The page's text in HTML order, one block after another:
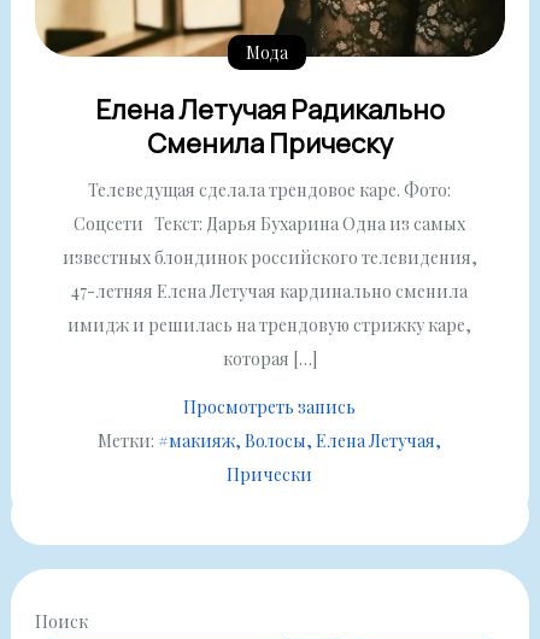
Мода
Елена Летучая Радикально
Сменила Прическу
Телеведущая сделала трендовое каре. Фото:
Соцсети Текст: Дарья Бухарина Одна из самых
известных блондинок российского телевидения,
47-летняя Елена Летучая кардинально сменила
имидж и решилась на трендовую стрижку каре,
которая […]
Просмотреть запись
Метки: #макияж Волосы Елена Летучая
Прически
Поиск